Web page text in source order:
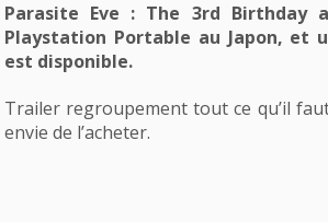
Parasite Eve : The 3rd Birthday
Playstation Portable au Japon, et
est disponible.
Trailer regroupement tout ce qu’il
envie de l’acheter.